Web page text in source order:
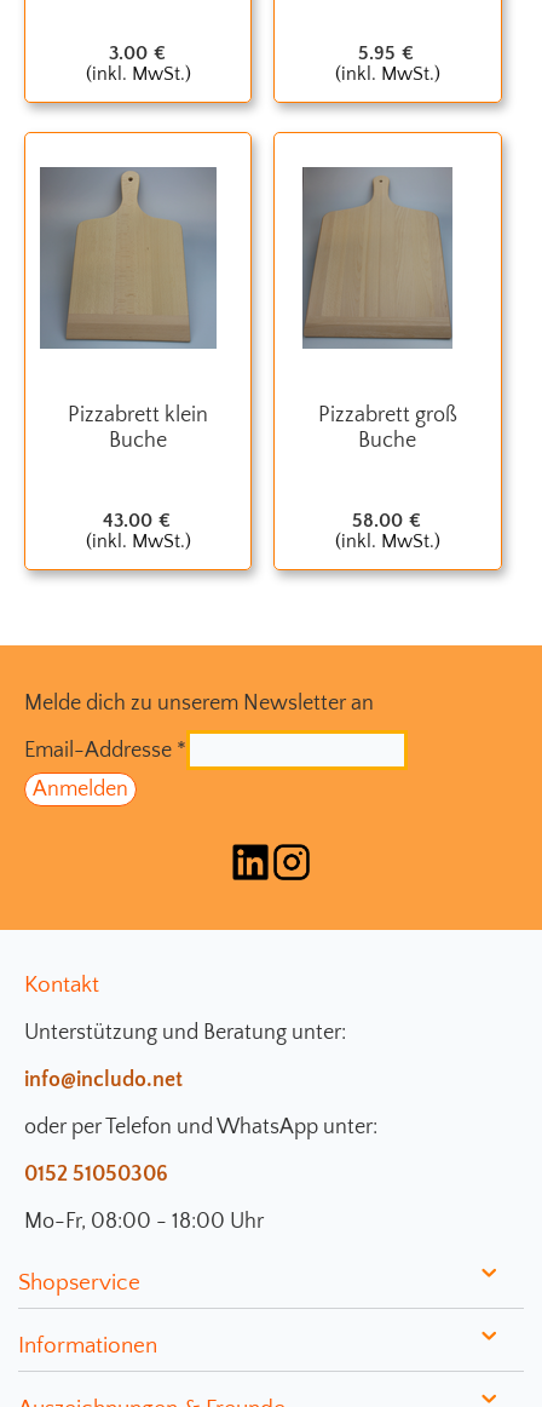
3.00 €
(inkl. MwSt.)
5.95 €
(inkl. MwSt.)
Pizzabrett klein
Buche
43.00 €
(inkl. MwSt.)
Pizzabrett groß
Buche
58.00 €
(inkl. MwSt.)
Melde dich zu unserem Newsletter an
Email-Addresse *
Kontakt
Unterstützung und Beratung unter:
info@includo.net
oder per Telefon und WhatsApp unter:
0152 51050306
Mo-Fr, 08:00 - 18:00 Uhr
Shopservice
Informationen